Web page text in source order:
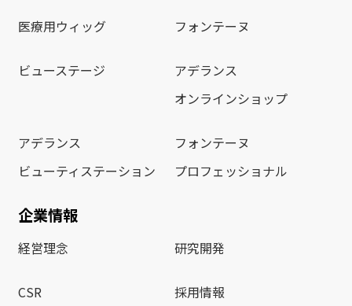
医療用ウィッグ フォンテーヌ
ビューステージ
アデランス
オンラインショップ
アデランス
ビューティステーション
フォンテーヌ
プロフェッショナル
企業情報
経営理念 研究開発
CSR 採用情報